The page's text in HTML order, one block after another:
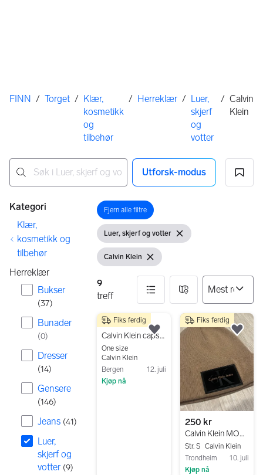
Her er du
FINN / Torget / Klær,
kosmetikk
og
tilbehør
/ Herreklær / Luer,
skjerf
og
votter
/ Calvin
Klein
Utforsk-modus
Filtre
Kategori
Klær,
kosmetikk og
tilbehør
Herreklær
Bukser
(37)
Bunader
(0)
Dresser
(14)
Gensere
(146)
Jeans (41)
Luer,
skjerf og
votter (9)
Åpne filter
Fjern alle filtre
Vis filter
Luer, skjerf og votter Fjern filter
Vis filter
Calvin Klein
Fjern filter
9
treff
9 resultater
250 kr
Calvin Klein caps one size svart bomull
One size
Calvin Klein
Bergen
12. juli
Kjøp nå
Fiks ferdig
Legg til som favoritt.
250 kr
Calvin Klein MONO LOGO EMBRO BEANIE - Lue
Str. S Calvin Klein
Trondheim
10. juli
Kjøp nå
Fiks ferdig